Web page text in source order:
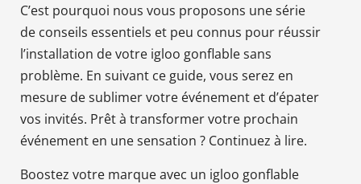
C’est pourquoi nous vous proposons une série
de conseils essentiels et peu connus pour réussir
l’installation de votre igloo gonflable sans
problème. En suivant ce guide, vous serez en
mesure de sublimer votre événement et d’épater
vos invités. Prêt à transformer votre prochain
événement en une sensation ? Continuez à lire.
Boostez votre marque avec un igloo gonflable